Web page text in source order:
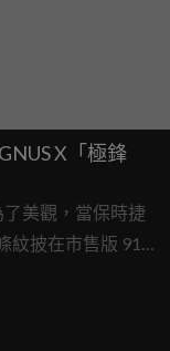
X「極鋒
美觀，當保時捷
披在市售版 911
芒賽道的血汗與
種讓車主在每一